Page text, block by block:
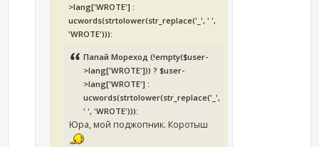
>lang['WROTE'] :
ucwords(strtolower(str_replace('_', ' ',
'WROTE'))):
Папай Мореход (!empty($user-
>lang['WROTE'])) ? $user-
>lang['WROTE'] :
ucwords(strtolower(str_replace('_',
' ', 'WROTE'))):
Юра, мой поджопник. Коротыш